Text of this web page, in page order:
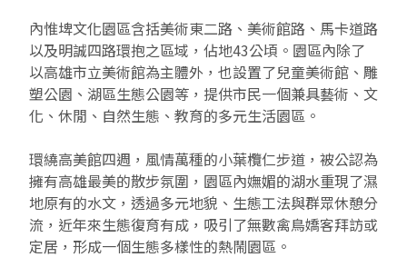
南島當代記憶工程│資料庫
典藏3D手上Run
2022高雄獎
2021 TAKAO．台客．南方HUE：李俊賢
2021高雄獎
南方作為相遇之所
2019 奔‧月—劉國松
感動兔 高美特展
感動虎 高美特展
感動牛 高美特展
感動鼠 高美特展
畫想想‧想畫畫
尋寶高雄 - 校園推廣教材
內惟埤文化園區含括美術東二路、美術館路、馬卡道路
以及明誠四路環抱之區域，佔地43公頃。園區內除了
以高雄市立美術館為主體外，也設置了兒童美術館、雕
塑公園、湖區生態公園等，提供市民一個兼具藝術、文
化、休閒、自然生態、教育的多元生活園區。
環繞高美館四週，風情萬種的小葉欖仁步道，被公認為
擁有高雄最美的散步氛圍，園區內嫵媚的湖水重現了濕
地原有的水文，透過多元地貌、生態工法與群眾休憩分
流，近年來生態復育有成，吸引了無數禽鳥嬌客拜訪或
定居，形成一個生態多樣性的熱鬧園區。